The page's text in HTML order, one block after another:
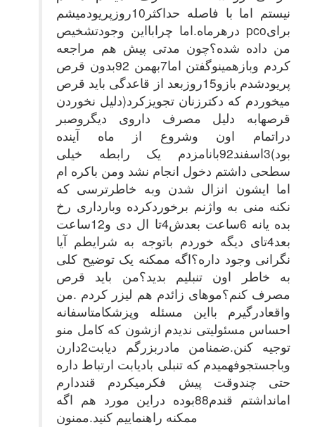
نیستم اما با فاصله حداکثر10روزپریودمیشم
درهرماه.اما چرابااین وجودتشخیص pcoبرای
من داده شده؟چون مدتی پیش هم مراجعه
کردم وبازهمینوگفتن اما7بهمن 92بدون قرص
پریودشدم بازو15روزبعد از قاعدگی باید قرص
میخوردم که دکترزنان تجویزکرد(دلیل نخوردن
قرصهابه دلیل مصرف داروی دیگروصبر
دراتمام اون وشروع از ماه آینده
بود)3اسفند92بانامزدم یک رابطه خیلی
سطحی داشتم دخول انجام نشد ومن باکره ام
اما ایشون انزال شدن وبه خاطرترسی که
نکنه منی به واژنم برخوردکرده وبارداری رخ
بده یانه 6ساعت بعدش4تا ال دی و12ساعت
بعد4تای دیگه خوردم باتوجه به شرایطم آیا
نگرانی وجود داره؟اگه ممکنه یک توضیح کلی
به خاطر اون تنبلیم بدید؟من باید قرص
مصرف کنم؟موهای زائدم هم لیزر کردم .من
واقعادرگیرم بااین مسئله وپزشکامتاسفانه
احساس مسئولیتی ندیدم ازشون که کامل منو
توجیه کنن.ضمنامن مادربزرگم دیابت2دارن
وباجستجوفهمیدم که تنبلی بادیابت ارتباط داره
حتی چندوقت پیش فکرمیکردم قنددارم
امانداشتم قندم88بوده دراین مورد هم اگه
ممکنه راهنماییم کنید.ممنون